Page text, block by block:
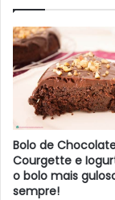
Bolo de
Courgette e
o bolo mais
sempre!